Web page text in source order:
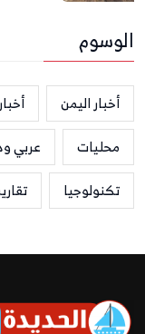
الوسوم
أخبار اليمن
محليات
عربي
تكنولوجيا